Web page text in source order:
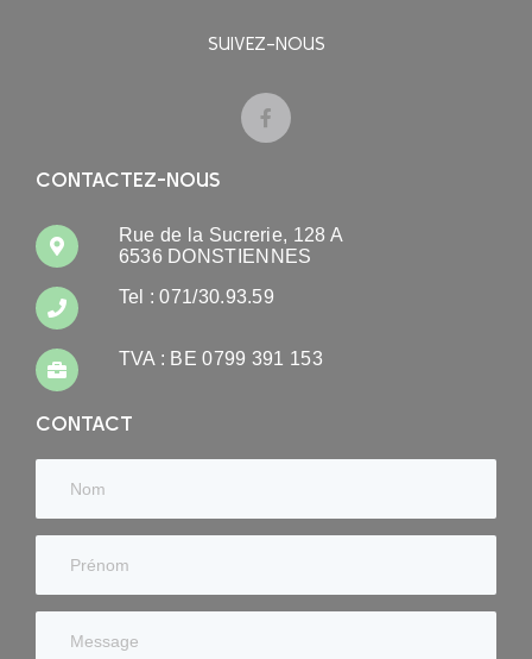
SUIVEZ-NOUS
CONTACTEZ-NOUS
Rue de la Sucrerie, 128 A
6536 DONSTIENNES
Tel : 071/30.93.59
TVA : BE 0799 391 153
CONTACT